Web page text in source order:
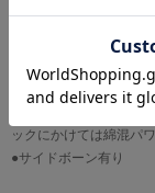
アンダー部分全体に伸
ストラップのサイド
レッチテープを使用
●カップ肌側と土台か
カップ肌側は、シル
ックにかけては綿混パ
●サイドボーン有り